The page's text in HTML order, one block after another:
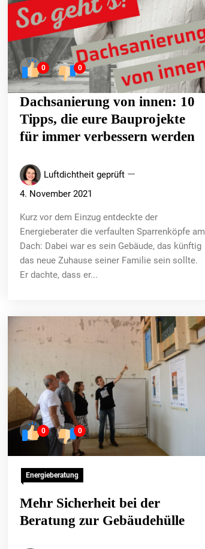
0 0
Dachsanierung von innen: 10
Tipps, die eure Bauprojekte
für immer verbessern werden
Luftdichtheit geprüft
4. November 2021
Kurz vor dem Einzug entdeckte der
Energieberater die verfaulten Sparrenköpfe am
Dach: Dabei war es sein Gebäude, das künftig
das neue Zuhause seiner Familie sein sollte.
Er dachte, dass er...
0 0
Energieberatung
Mehr Sicherheit bei der
Beratung zur Gebäudehülle